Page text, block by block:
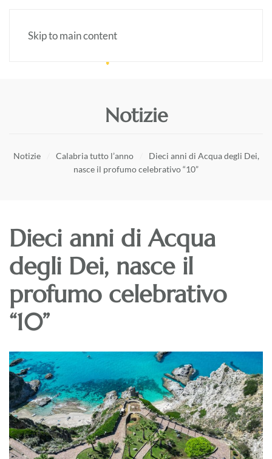
Skip to main content
Notizie
Notizie Calabria tutto l’anno
Dieci anni di Acqua degli Dei,
nasce il profumo celebrativo “10”
Dieci anni di Acqua
degli Dei, nasce il
profumo celebrativo
“10”